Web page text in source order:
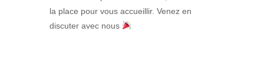
la place pour vous accueillir. Venez en
discuter avec nous